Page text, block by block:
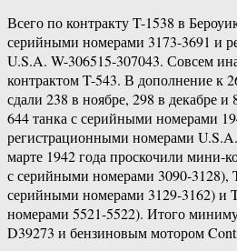
Всего по контракту T-1538 в
серийными номерами 3173-3691 и
U.S.A. W-306515-307043. Совсем
контрактом T-543. В дополнение к
сдали 238 в ноябре, 298 в декабре и
644 танка с серийными номерами
регистрационными номерами
марте 1942 года проскочили мини-
с серийными номерами 3090-3128),
серийными номерами 3129-3162) и
номерами 5521-5522). Итого
D39273 и бензиновым мотором